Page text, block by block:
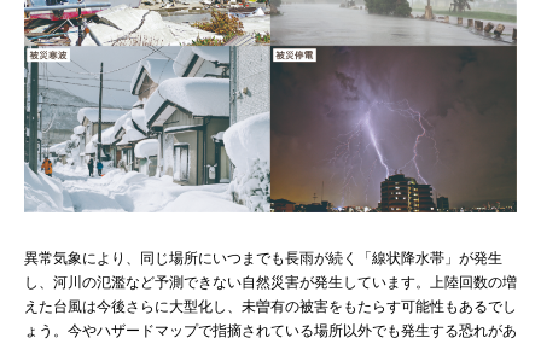
異常気象により、同じ場所にいつまでも長雨が続く「線状降水帯」が発生
し、河川の氾濫など予測できない自然災害が発生しています。上陸回数の増
えた台風は今後さらに大型化し、未曽有の被害をもたらす可能性もあるでし
ょう。今やハザードマップで指摘されている場所以外でも発生する恐れがあ